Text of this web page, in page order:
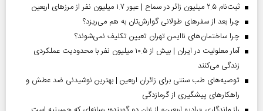
ثبت‌نام ۲.۵ میلیون زائر در سماح | عبور ۱.۷ میلیون نفر از مرز‌های اربعین
چرا بعد از سفرهای طولانی گوارش‌تان به هم می‌ریزد؟
چرا ساختمان‌های ناایمن تهران تعیین تکلیف نمی‌شوند؟
آمار معلولیت در ایران | بیش از ۱۰.۵ میلیون نفر با محدودیت عملکردی
زندگی می‌کنند
توصیه‌های طب سنتی برای زائران اربعین | بهترین نوشیدنی ضد عطش و
راهکارهای پیشگیری از گرمازدگی